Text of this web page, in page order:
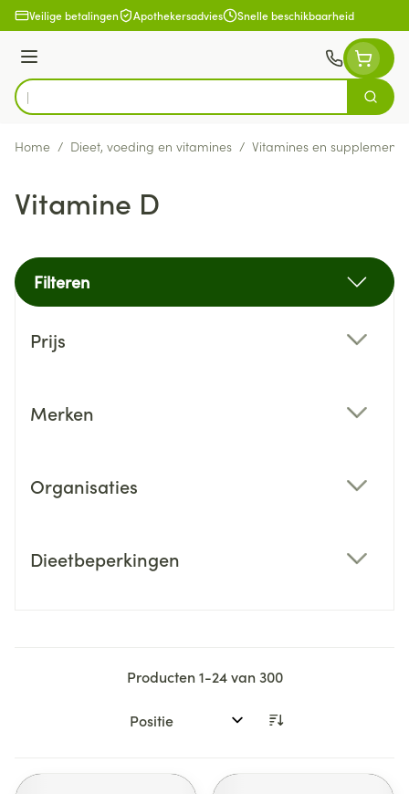
Ga naar de inhoud
Veilige betalingen Apothekersadvies Snelle beschikbaarheid
Menu
Product, merk, categorie...
Zoek
Home / Dieet, voeding en vitamines / Vitamines en
Vitamine D
Filteren
Prijs
Merken
Organisaties
Dieetbeperkingen
Producten1-24van300
Sorteer op: